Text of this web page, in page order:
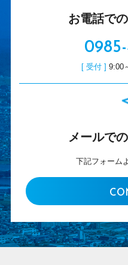
お電話で
[ 受付 ] 9:00
メールで
下記フォーム